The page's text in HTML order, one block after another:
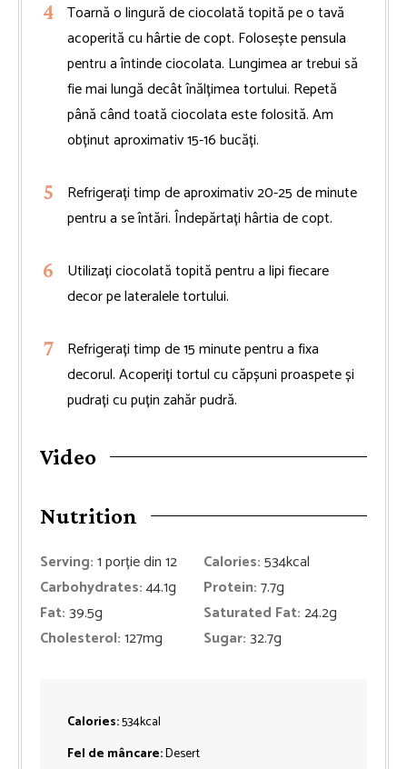
Toarnă o lingură de ciocolată topită pe o tavă
acoperită cu hârtie de copt. Folosește pensula
pentru a întinde ciocolata. Lungimea ar trebui să
fie mai lungă decât înălțimea tortului. Repetă
până când toată ciocolata este folosită. Am
obținut aproximativ 15-16 bucăți.
Refrigerați timp de aproximativ 20-25 de minute
pentru a se întări. Îndepărtați hârtia de copt.
Utilizați ciocolată topită pentru a lipi fiecare
decor pe lateralele tortului.
Refrigerați timp de 15 minute pentru a fixa
decorul. Acoperiți tortul cu căpșuni proaspete și
pudrați cu puțin zahăr pudră.
Video
Nutrition
Serving:1porție din 12 Calories:534kcal
Carbohydrates:44.1g Protein:7.7g
Fat:39.5g Saturated Fat:24.2g
Cholesterol:127mg Sugar:32.7g
Calories:534kcal
Fel de mâncare:Desert